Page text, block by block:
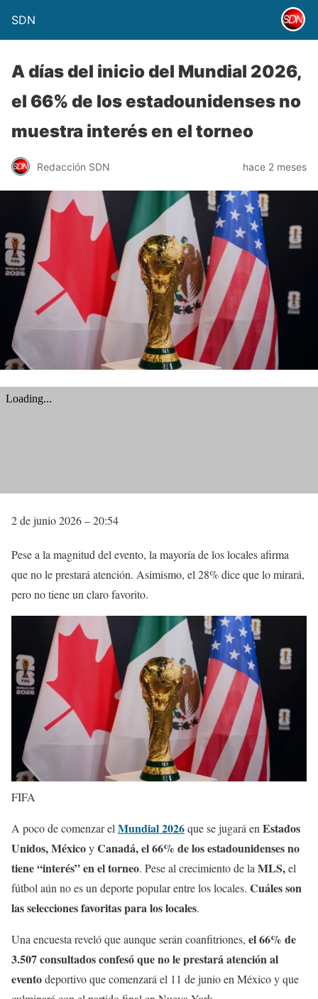
SDN
A días del inicio del Mundial 2026,
el 66% de los estadounidenses no
muestra interés en el torneo
Redacción SDN hace 2 meses
2 de junio 2026 – 20:54
Pese a la magnitud del evento, la mayoría de los locales afirma
que no le prestará atención. Asimismo, el 28% dice que lo mirará,
pero no tiene un claro favorito.
FIFA
A poco de comenzar elMundial 2026que se jugará enEstados
Unidos, MéxicoyCanadá,el 66% de los estadounidenses no
tiene “interés” en el torneo. Pese al crecimiento de laMLS,el
fútbol aún no es un deporte popular entre los locales. Cuáles son
las selecciones favoritas para los locales.
Una encuesta reveló que aunque serán coanfitriones, el 66% de
3.507 consultados confesó que no le prestará atención al
eventodeportivo que comenzará el 11 de junio en México y que